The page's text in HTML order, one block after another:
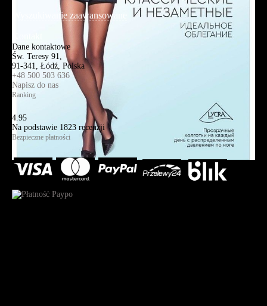
Wyszukiwanie zaawansowane
Kontakt
Dane kontaktowe
Św. Teresy 91,
91-341, Łódź, Polska
+48 500 503 636
Napisz do nas
Ranking
4.95
Na podstawie 1823 recenzji
Bezpieczne płatności